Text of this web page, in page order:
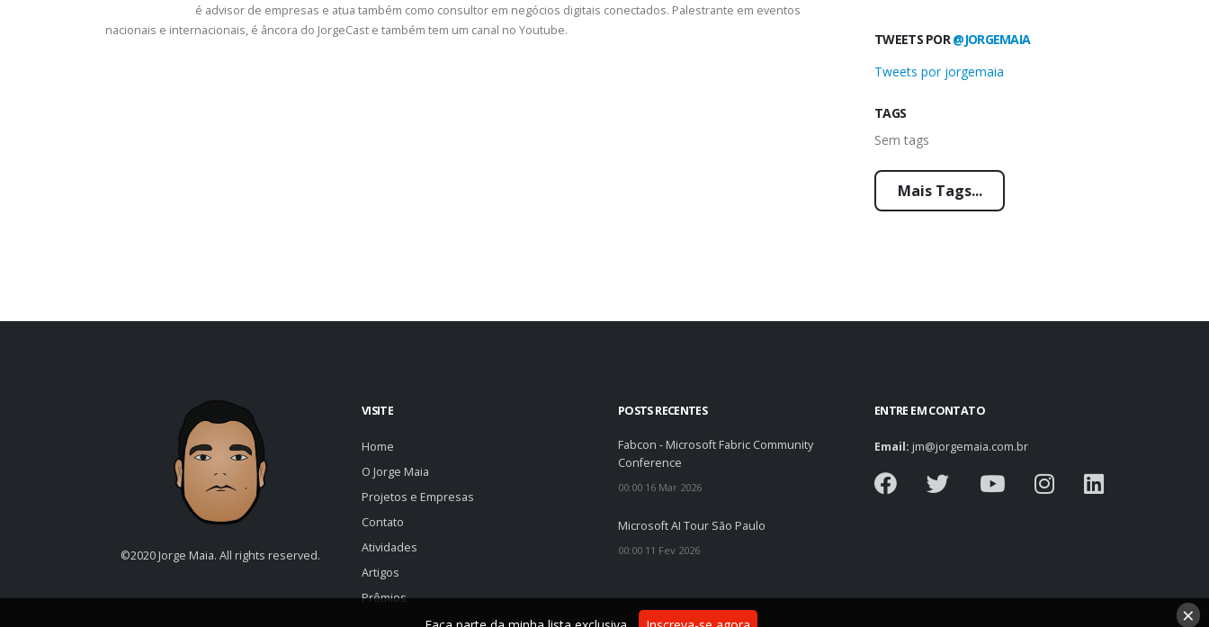
TWEETS POR@JORGEMAIA
Tweets por jorgemaia
TAGS
Sem tags
Mais Tags...
é advisor de empresas e atua também como consultor em negócios digitais conectados. Palestrante em eventos
nacionais e internacionais, é âncora do JorgeCast e também tem um canal no Youtube.
©2020 Jorge Maia. All rights reserved.
VISITE
Home
O Jorge Maia
Projetos e Empresas
Contato
Atividades
Artigos
Prêmios
POSTS RECENTES
Fabcon - Microsoft Fabric Community
Conference
00:00 16 Mar 2026
Microsoft AI Tour São Paulo
00:00 11 Fev 2026
ENTRE EM CONTATO
Email: jm@jorgemaia.com.br
×